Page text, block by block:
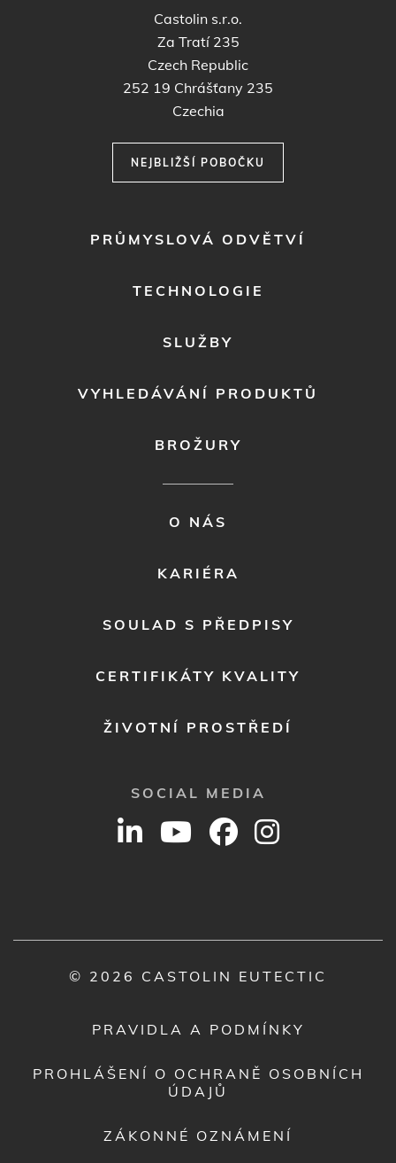
Castolin s.r.o.
Za Tratí 235
Czech Republic
252 19 Chrášťany 235
Czechia
NEJBLIŽŠÍ POBOČKU
PRŮMYSLOVÁ ODVĚTVÍ
TECHNOLOGIE
SLUŽBY
VYHLEDÁVÁNÍ PRODUKTŮ
BROŽURY
O NÁS
KARIÉRA
SOULAD S PŘEDPISY
CERTIFIKÁTY KVALITY
ŽIVOTNÍ PROSTŘEDÍ
SOCIAL MEDIA
© 2026 CASTOLIN EUTECTIC
PRAVIDLA A PODMÍNKY
PROHLÁŠENÍ O OCHRANĚ OSOBNÍCH
ÚDAJŮ
ZÁKONNÉ OZNÁMENÍ